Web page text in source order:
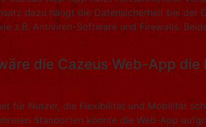
dazu hängt die Datensicherheit bei der
z.B. Antiviren-Software und Firewalls.
die Cazeus Web-App
für Nutzer, die Flexibilität und Mobilität
Standorten könnte die Web-App